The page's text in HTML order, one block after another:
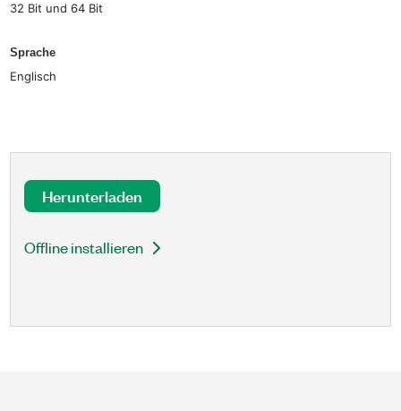
32 Bit und 64 Bit
Sprache
Englisch
Herunterladen
Offline installieren